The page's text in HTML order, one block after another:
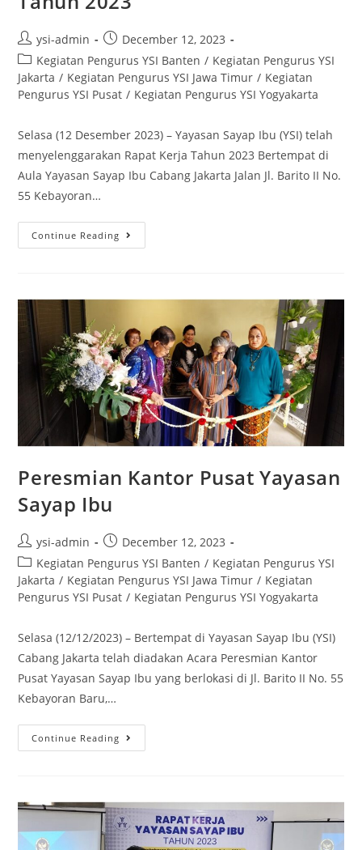
ysi-admin
December 12, 2023
Kegiatan Pengurus YSI Banten / Kegiatan Pengurus YSI
Jakarta / Kegiatan Pengurus YSI Jawa Timur / Kegiatan
Pengurus YSI Pusat / Kegiatan Pengurus YSI Yogyakarta
Selasa (12 Desember 2023) – Yayasan Sayap Ibu (YSI) telah
menyelenggarakan Rapat Kerja Tahun 2023 Bertempat di
Aula Yayasan Sayap Ibu Cabang Jakarta Jalan Jl. Barito II No.
55 Kebayoran…
Continue Reading
Peresmian Kantor Pusat Yayasan
Sayap Ibu
ysi-admin
December 12, 2023
Kegiatan Pengurus YSI Banten / Kegiatan Pengurus YSI
Jakarta / Kegiatan Pengurus YSI Jawa Timur / Kegiatan
Pengurus YSI Pusat / Kegiatan Pengurus YSI Yogyakarta
Selasa (12/12/2023) – Bertempat di Yayasan Sayap Ibu (YSI)
Cabang Jakarta telah diadakan Acara Peresmian Kantor
Pusat Yayasan Sayap Ibu yang berlokasi di Jl. Barito II No. 55
Kebayoran Baru,…
Continue Reading